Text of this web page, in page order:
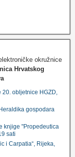
okružnice
Hrvatskog
20. obljetnice HGZD,
gospodara
knjige "Propedeutica
sati
i Carpatia“, Rijeka,